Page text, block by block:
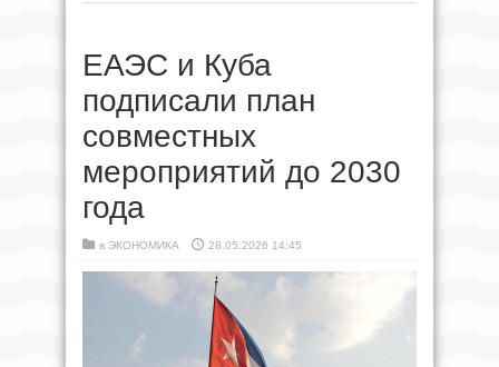
ЕАЭС и Куба
подписали план
совместных
мероприятий до 2030
года
в ЭКОНОМИКА 28.05.2026 14:45